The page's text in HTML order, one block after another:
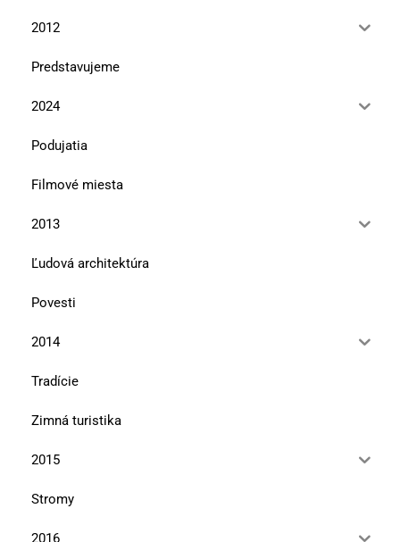
2012
Predstavujeme
2024
Podujatia
Filmové miesta
2013
Ľudová architektúra
Povesti
2014
Tradície
Zimná turistika
2015
Stromy
2016